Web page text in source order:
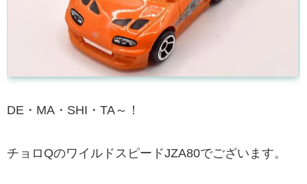
DE・MA・SHI・TA～！
チョロQのワイルドスピードJZA80でございます。